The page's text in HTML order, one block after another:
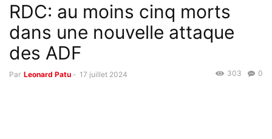
RDC: au moins cinq morts
dans une nouvelle attaque
des ADF
Par Leonard Patu - 17 juillet 2024 0
303